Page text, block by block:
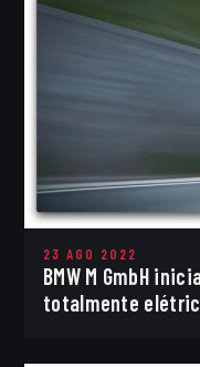
23 AGO 2022
BMW M GmbH
totalmente